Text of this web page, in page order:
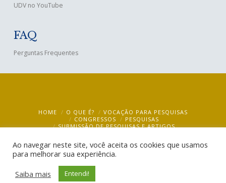
UDV no YouTube
FAQ
Perguntas Frequentes
HOME O QUE É?
VOCAÇÃO PARA PESQUISAS
CONGRESSOS
PESQUISAS
SUBMISSÃO DE PESQUISAS E ARTIGOS
BLOG
UDV Ciência @ 2019
Ao navegar neste site, você aceita os cookies que usamos
para melhorar sua experiência.
Saiba mais
Entendi!